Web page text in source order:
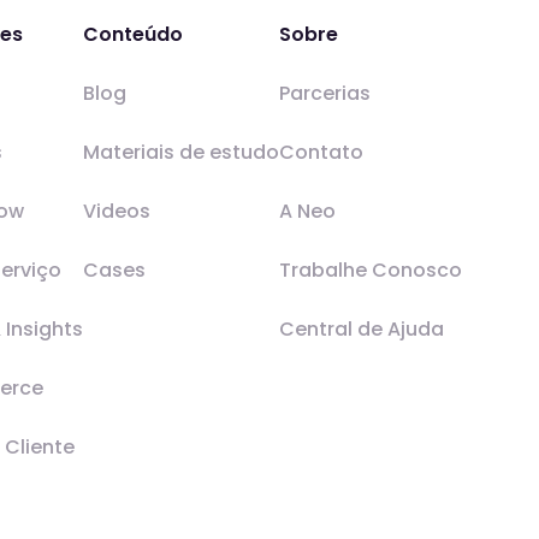
Cliente
Conteúdo
Blog
Materiais de estudo
Videos
Cases
Sobre
Parcerias
Contato
A Neo
Trabalhe Conosco
Central de Ajuda